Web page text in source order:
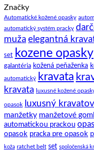
Značky
Automatické kožené opasky
automatický systém pracky
muža elegantná
set kozene opasky
galantéria kožená peňaženka
automatický kravata
kravata luxusné kožené
opasok luxusný
manžetky manžetové
automatickou prackou
opasok pracka pre opasok
koža ratchet belt set spoločenská